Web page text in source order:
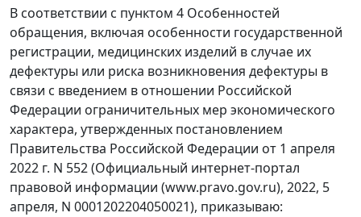
В соответствии с пунктом 4 Особенностей
обращения, включая особенности государственной
регистрации, медицинских изделий в случае их
дефектуры или риска возникновения дефектуры в
связи с введением в отношении Российской
Федерации ограничительных мер экономического
характера, утвержденных постановлением
Правительства Российской Федерации от 1 апреля
2022 г. N 552 (Официальный интернет-портал
правовой информации (www.pravo.gov.ru), 2022, 5
апреля, N 0001202204050021), приказываю: